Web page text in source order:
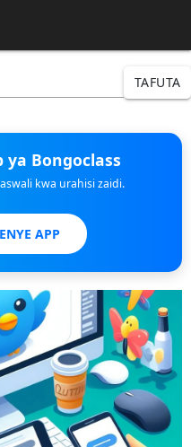
TAFUTA
ya Bongoclass
kwa urahisi zaidi.
APP